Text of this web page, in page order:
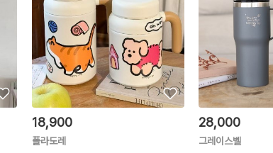
18,900
폴라도레
28,000
그레이스벨